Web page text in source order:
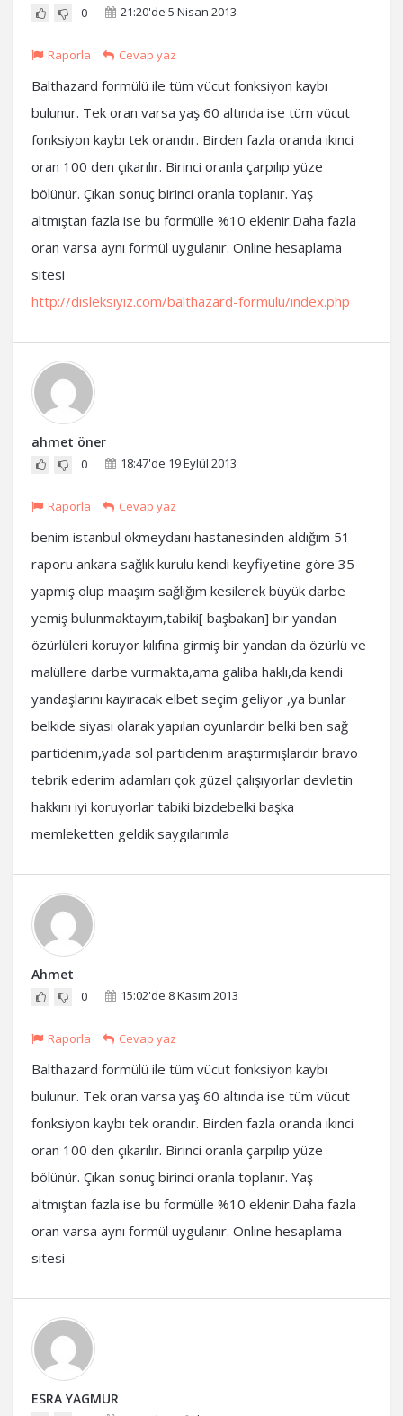
0 21:20'de 5 Nisan 2013
Raporla Cevap yaz
Balthazard formülü ile tüm vücut fonksiyon kaybı
bulunur. Tek oran varsa yaş 60 altında ise tüm vücut
fonksiyon kaybı tek orandır. Birden fazla oranda ikinci
oran 100 den çıkarılır. Birinci oranla çarpılıp yüze
bölünür. Çıkan sonuç birinci oranla toplanır. Yaş
altmıştan fazla ise bu formülle %10 eklenir.Daha fazla
oran varsa aynı formül uygulanır. Online hesaplama
sitesi
http://disleksiyiz.com/balthazard-formulu/index.php
ahmet öner
0 18:47'de 19 Eylül 2013
Raporla Cevap yaz
benim istanbul okmeydanı hastanesinden aldığım 51
raporu ankara sağlık kurulu kendi keyfiyetine göre 35
yapmış olup maaşım sağlığım kesilerek büyük darbe
yemiş bulunmaktayım,tabiki[ başbakan] bir yandan
özürlüleri koruyor kılıfına girmiş bir yandan da özürlü ve
malüllere darbe vurmakta,ama galiba haklı,da kendi
yandaşlarını kayıracak elbet seçim geliyor ,ya bunlar
belkide siyasi olarak yapılan oyunlardır belki ben sağ
partidenim,yada sol partidenim araştırmışlardır bravo
tebrik ederim adamları çok güzel çalışıyorlar devletin
hakkını iyi koruyorlar tabiki bizdebelki başka
memleketten geldik saygılarımla
Ahmet
0 15:02'de 8 Kasım 2013
Raporla Cevap yaz
Balthazard formülü ile tüm vücut fonksiyon kaybı
bulunur. Tek oran varsa yaş 60 altında ise tüm vücut
fonksiyon kaybı tek orandır. Birden fazla oranda ikinci
oran 100 den çıkarılır. Birinci oranla çarpılıp yüze
bölünür. Çıkan sonuç birinci oranla toplanır. Yaş
altmıştan fazla ise bu formülle %10 eklenir.Daha fazla
oran varsa aynı formül uygulanır. Online hesaplama
sitesi
ESRA YAGMUR